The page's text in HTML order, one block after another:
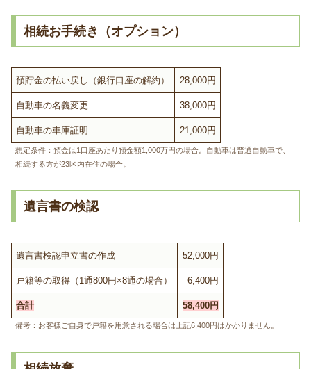
相続お手続き（オプション）
預貯金の払い戻し（銀行口座の解約） 28,000円
自動車の名義変更 38,000円
自動車の車庫証明 21,000円
想定条件：預金は1口座あたり預金額1,000万円の場合。自動車は普通自動車で、
相続する方が23区内在住の場合。
遺言書の検認
遺言書検認申立書の作成 52,000円
戸籍等の取得（1通800円×8通の場合） 6,400円
合計 58,400円
備考：お客様ご自身で戸籍を用意される場合は上記6,400円はかかりません。